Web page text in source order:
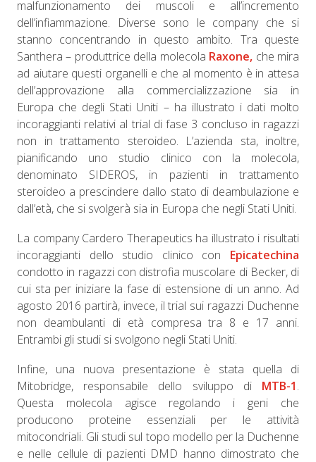
malfunzionamento dei muscoli e all’incremento
dell’infiammazione. Diverse sono le company che si
stanno concentrando in questo ambito. Tra queste
Santhera – produttrice della molecola Raxone, che mira
ad aiutare questi organelli e che al momento è in attesa
dell’approvazione alla commercializzazione sia in
Europa che degli Stati Uniti – ha illustrato i dati molto
incoraggianti relativi al trial di fase 3 concluso in ragazzi
non in trattamento steroideo. L’azienda sta, inoltre,
pianificando uno studio clinico con la molecola,
denominato SIDEROS, in pazienti in trattamento
steroideo a prescindere dallo stato di deambulazione e
dall’età, che si svolgerà sia in Europa che negli Stati Uniti.
La company Cardero Therapeutics ha illustrato i risultati
incoraggianti dello studio clinico con Epicatechina
condotto in ragazzi con distrofia muscolare di Becker, di
cui sta per iniziare la fase di estensione di un anno. Ad
agosto 2016 partirà, invece, il trial sui ragazzi Duchenne
non deambulanti di età compresa tra 8 e 17 anni.
Entrambi gli studi si svolgono negli Stati Uniti.
Infine, una nuova presentazione è stata quella di
Mitobridge, responsabile dello sviluppo di MTB-1.
Questa molecola agisce regolando i geni che
producono proteine essenziali per le attività
mitocondriali. Gli studi sul topo modello per la Duchenne
e nelle cellule di pazienti DMD hanno dimostrato che